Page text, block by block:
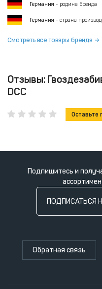
Германия - родина бренда
Германия - страна
Смотреть все товары бренда
Отзывы:
DCC
Оставьте
Подпишитесь и
ПОДПИСАТЬСЯ
Обратная связь